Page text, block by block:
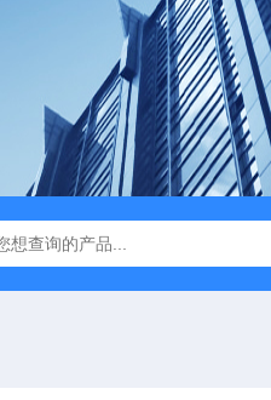
JC-ZS07多参数污水在线检测仪